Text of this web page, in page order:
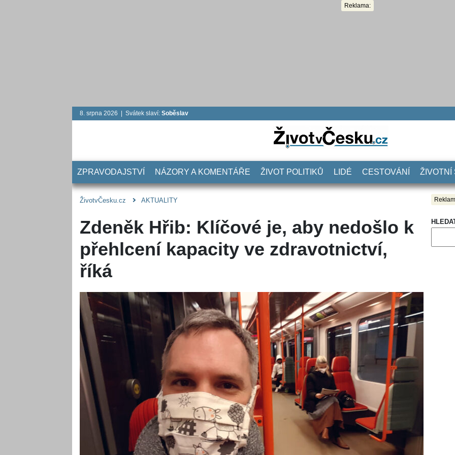
Reklama:
8. srpna 2026 | Svátek slaví: Soběslav
ZPRAVODAJSTVÍ NÁZORY A KOMENTÁŘE ŽIVOT POLITIKŮ LIDÉ CESTOVÁNÍ ŽIVOTNÍ
ŽivotvČesku.cz AKTUALITY
Zdeněk Hřib: Klíčové je, aby nedošlo k
přehlcení kapacity ve zdravotnictví,
říká